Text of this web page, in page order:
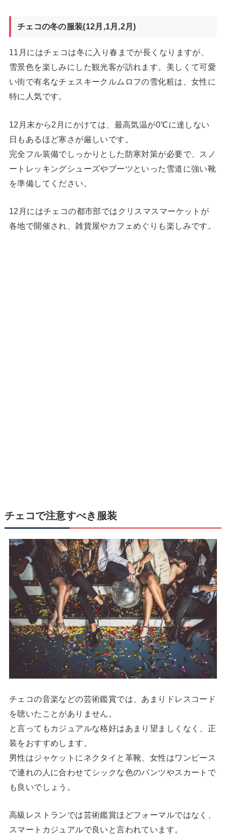
チェコの冬の服装(12月,1月,2月)
11月にはチェコは冬に入り春までが長くなりますが、
雪景色を楽しみにした観光客が訪れます。美しくて可愛
い街で有名なチェスキークルムロフの雪化粧は、女性に
特に人気です。
12月末から2月にかけては、最高気温が0℃に達しない
日もあるほど寒さが厳しいです。
完全フル装備でしっかりとした防寒対策が必要で、スノ
ートレッキングシューズやブーツといった雪道に強い靴
を準備してください。
12月にはチェコの都市部ではクリスマスマーケットが
各地で開催され、雑貨屋やカフェめぐりも楽しみです。
チェコで注意すべき服装
チェコの音楽などの芸術鑑賞では、あまりドレスコード
を聴いたことがありません。
と言ってもカジュアルな格好はあまり望ましくなく、正
装をおすすめします。
男性はジャケットにネクタイと革靴、女性はワンピース
で連れの人に合わせてシックな色のパンツやスカートで
も良いでしょう。
高級レストランでは芸術鑑賞ほどフォーマルではなく、
スマートカジュアルで良いと言われています。